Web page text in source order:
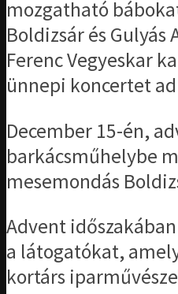
mozgatható
Boldizsár és
Ferenc Vegyeskar
ünnepi koncertet
December 15-én,
barkácsműhelybe
mesemondás
Advent
a látogatókat,
kortárs